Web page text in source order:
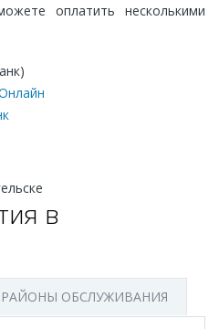
оплатить несколькими
в
РАЙОНЫ ОБСЛУЖИВАНИЯ